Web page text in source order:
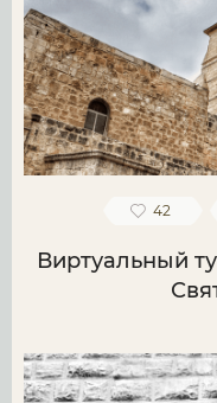
42
Виртуальный